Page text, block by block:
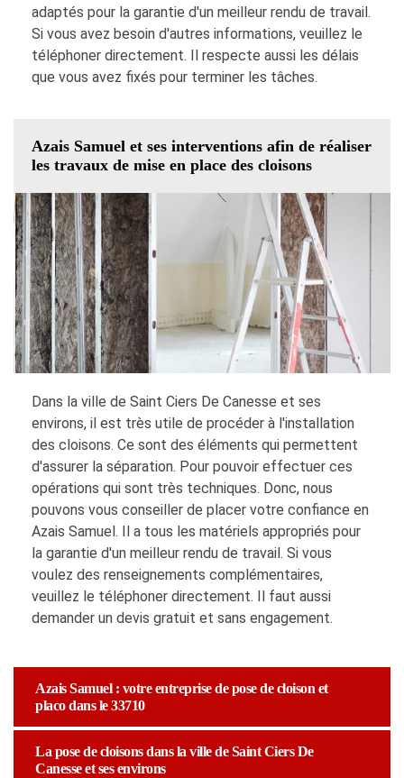
adaptés pour la garantie d'un meilleur rendu de travail.
Si vous avez besoin d'autres informations, veuillez le
téléphoner directement. Il respecte aussi les délais
que vous avez fixés pour terminer les tâches.
Azais Samuel et ses interventions afin de réaliser
les travaux de mise en place des cloisons
Dans la ville de Saint Ciers De Canesse et ses
environs, il est très utile de procéder à l'installation
des cloisons. Ce sont des éléments qui permettent
d'assurer la séparation. Pour pouvoir effectuer ces
opérations qui sont très techniques. Donc, nous
pouvons vous conseiller de placer votre confiance en
Azais Samuel. Il a tous les matériels appropriés pour
la garantie d'un meilleur rendu de travail. Si vous
voulez des renseignements complémentaires,
veuillez le téléphoner directement. Il faut aussi
demander un devis gratuit et sans engagement.
Azais Samuel : votre entreprise de pose de cloison et
placo dans le 33710
La pose de cloisons dans la ville de Saint Ciers De
Canesse et ses environs